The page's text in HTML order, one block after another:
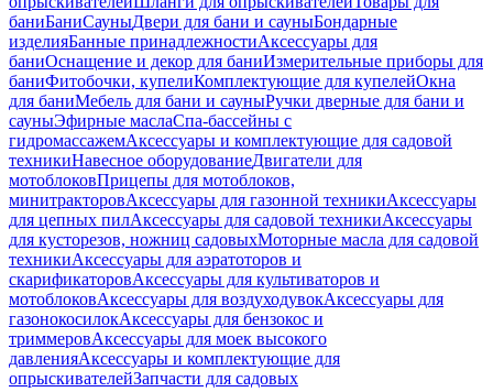
баниБаниСауныДвери для бани и сауныБондарные
изделияБанные принадлежностиАксессуары для
баниОснащение и декор для баниИзмерительные приборы для
баниФитобочки, купелиКомплектующие для купелейОкна
для баниМебель для бани и сауныРучки дверные для бани и
сауныЭфирные маслаСпа-бассейны с
гидромассажемАксессуары и комплектующие для садовой
техникиНавесное оборудованиеДвигатели для
мотоблоковПрицепы для мотоблоков,
минитракторовАксессуары для газонной техникиАксессуары
для цепных пилАксессуары для садовой техникиАксессуары
для кусторезов, ножниц садовыхМоторные масла для садовой
техникиАксессуары для аэратоторов и
скарификаторовАксессуары для культиваторов и
мотоблоковАксессуары для воздуходувокАксессуары для
газонокосилокАксессуары для бензокос и
триммеровАксессуары для моек высокого
давленияАксессуары и комплектующие для
опрыскивателейЗапчасти для садовых